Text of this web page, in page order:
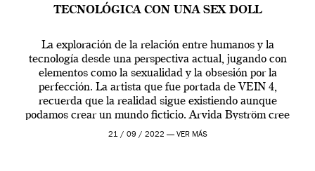
TECNOLÓGICA CON UNA SEX DOLL
La exploración de la relación entre humanos y la
tecnología desde una perspectiva actual, jugando con
elementos como la sexualidad y la obsesión por la
perfección. La artista que fue portada de VEIN 4,
recuerda que la realidad sigue existiendo aunque
podamos crear un mundo ficticio. Arvida Byström cree
que los humanos tienen un complejo […]
21 / 09 / 2022 — VER MÁS